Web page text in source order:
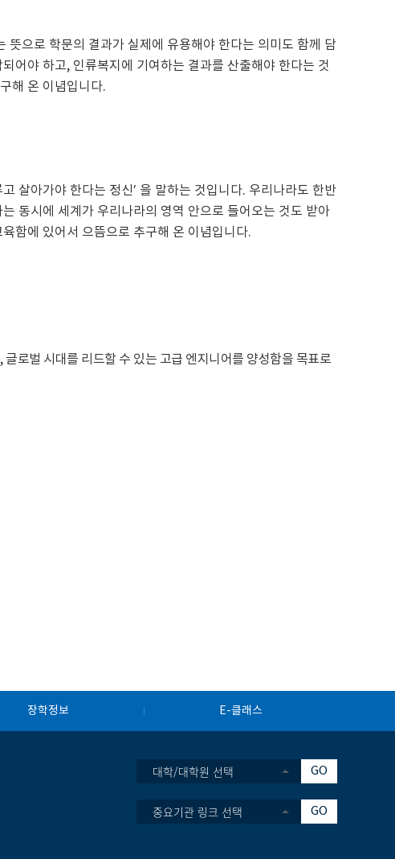
뜻으로 학문의 결과가 실제에 유용해야 한다는 의미도 함께 담
어야 하고, 인류복지에 기여하는 결과를 산출해야 한다는 것
해 온 이념입니다.
살아가야 한다는 정신’ 을 말하는 것입니다. 우리나라도 한반
동시에 세계가 우리나라의 영역 안으로 들어오는 것도 받아
함에 있어서 으뜸으로 추구해 온 이념입니다.
로벌 시대를 리드할 수 있는 고급 엔지니어를 양성함을 목표로
장학정보 E-클래스
대학/대학원 선택 GO
중요기관 링크 선택 GO